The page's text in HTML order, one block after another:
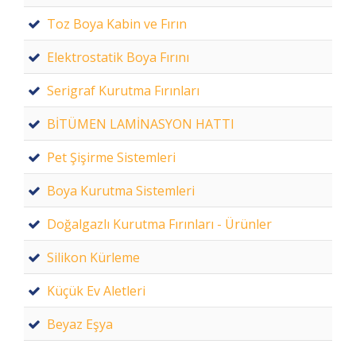
Toz Boya Kabin ve Fırın
Elektrostatik Boya Fırını
Serigraf Kurutma Fırınları
BİTÜMEN LAMİNASYON HATTI
Pet Şişirme Sistemleri
Boya Kurutma Sistemleri
Doğalgazlı Kurutma Fırınları - Ürünler
Silikon Kürleme
Küçük Ev Aletleri
Beyaz Eşya